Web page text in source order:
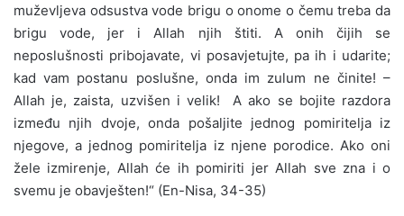
muževljeva odsustva vode brigu o onome o čemu treba da
brigu vode, jer i Allah njih štiti. A onih čijih se
neposlušnosti pribojavate, vi posavjetujte, pa ih i udarite;
kad vam postanu poslušne, onda im zulum ne činite! –
Allah je, zaista, uzvišen i velik! A ako se bojite razdora
između njih dvoje, onda pošaljite jednog pomiritelja iz
njegove, a jednog pomiritelja iz njene porodice. Ako oni
žele izmirenje, Allah će ih pomiriti jer Allah sve zna i o
svemu je obavješten!“ (En-Nisa, 34-35)